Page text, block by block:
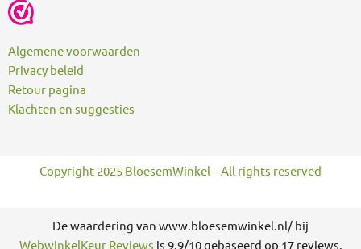
Algemene voorwaarden
Privacy beleid
Retour pagina
Klachten en suggesties
Copyright 2025 BloesemWinkel – All rights reserved
De waardering van www.bloesemwinkel.nl/ bij
WebwinkelKeur Reviews is 9.9/10 gebaseerd op 17 reviews.